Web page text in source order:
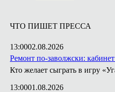
ЧТО ПИШЕТ ПРЕССА
13:0002.08.2026
Ремонт по-заволжски:
Кто желает сыграть в игру
13:0001.08.2026